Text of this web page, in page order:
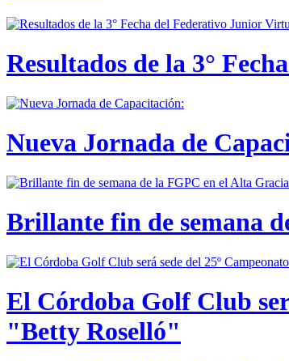
Resultados de la 3°
Nueva Jornada de
Brillante fin de semana
El Córdoba Golf Club
"Betty Roselló"